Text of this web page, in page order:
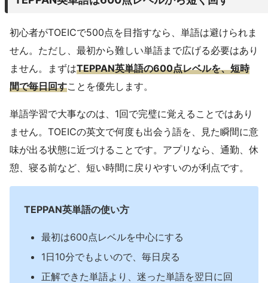
初心者がTOEICで500点を目指すなら、単語は避けられま
せん。ただし、最初から難しい単語まで広げる必要はあり
ません。まずはTEPPAN英単語の600点レベルを、短時
間で毎日回すことを優先します。
単語学習で大事なのは、1回で完璧に覚えることではあり
ません。TOEICの英文で何度も出会う語を、見た瞬間に意
味が出る状態に近づけることです。アプリなら、通勤、休
憩、寝る前など、短い時間に戻りやすいのが利点です。
TEPPAN英単語の使い方
最初は600点レベルを中心にする
1日10分でもよいので、毎日戻る
正解できた単語より、迷った単語を翌日に回